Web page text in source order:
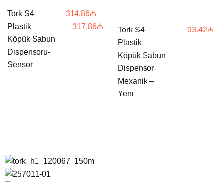
Tork S4
Plastik
Köpük Sabun
Dispensoru-
Sensor
314.86₼ –
317.86₼ Price
range:
314.86₼
through
317.86₼
Tork S4
Plastik
Köpük Sabun
Dispensor
Mexanik –
Yeni
93.42₼